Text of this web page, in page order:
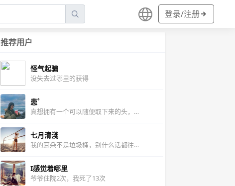
登录/注册
推荐用户
怪气起骗
没失去过哪里的获得
患゜
真想拥有一个可以随便取下来的头，谁装逼我我就把头拽下来吓死他
七月清淺
我的耳朵不是垃圾桶，别什么话都往这里扔
I感觉着哪里
爷爷住院2次，我死了13次